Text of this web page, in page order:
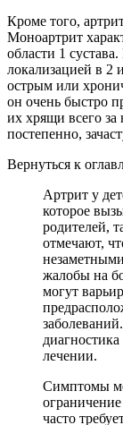
Кроме того,
Моноартрит
области 1
локализацией в 2
острым или
он очень быстро
их хрящи всего за
постепенно,
Вернуться к
Артрит у
которое
родителей,
отмечают,
жалобы на
могут
лечении.
Симптомы
часто